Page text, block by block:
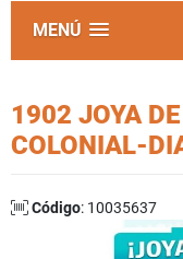
MENÚ
1902 JOYA
COLONIAL-
Código: 10035637